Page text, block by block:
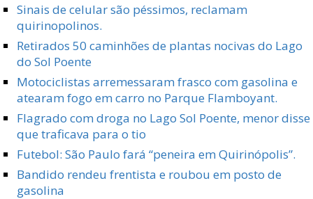
Sinais de celular são péssimos, reclamam
quirinopolinos.
Retirados 50 caminhões de plantas nocivas do Lago
do Sol Poente
Motociclistas arremessaram frasco com gasolina e
atearam fogo em carro no Parque Flamboyant.
Flagrado com droga no Lago Sol Poente, menor disse
que traficava para o tio
Futebol: São Paulo fará “peneira em Quirinópolis”.
Bandido rendeu frentista e roubou em posto de
gasolina